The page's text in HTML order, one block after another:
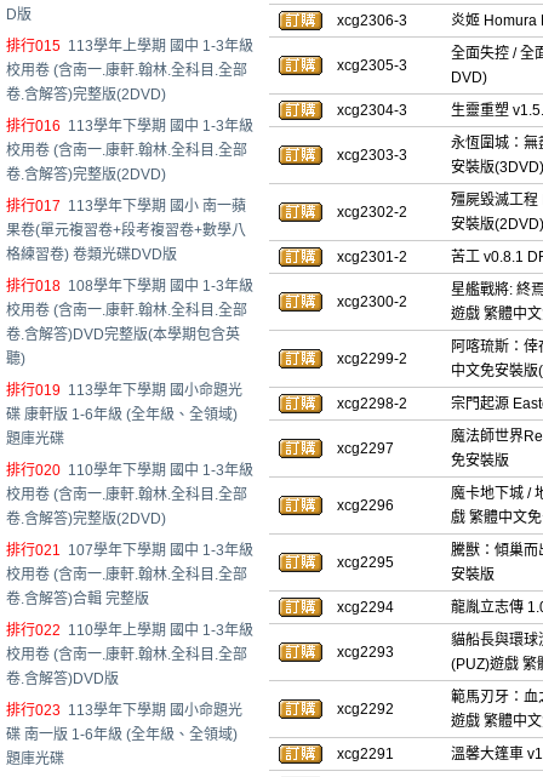
D版
排行015 113學年上學期 國中 1-3年級
校用卷 (含南一.康軒.翰林.全科目.全部
卷.含解答)完整版(2DVD)
排行016 113學年下學期 國中 1-3年級
校用卷 (含南一.康軒.翰林.全科目.全部
卷.含解答)完整版(2DVD)
排行017 113學年下學期 國小 南一蘋
果卷(單元複習卷+段考複習卷+數學八
格練習卷) 卷類光碟DVD版
排行018 108學年下學期 國中 1-3年級
校用卷 (含南一.康軒.翰林.全科目.全部
卷.含解答)DVD完整版(本學期包含英
聽)
排行019 113學年下學期 國小命題光
碟 康軒版 1-6年級 (全年級、全領域)
題庫光碟
排行020 110學年下學期 國中 1-3年級
校用卷 (含南一.康軒.翰林.全科目.全部
卷.含解答)完整版(2DVD)
排行021 107學年下學期 國中 1-3年級
校用卷 (含南一.康軒.翰林.全科目.全部
卷.含解答)合輯 完整版
排行022 110學年上學期 國中 1-3年級
校用卷 (含南一.康軒.翰林.全科目.全部
卷.含解答)DVD版
排行023 113學年下學期 國小命題光
碟 南一版 1-6年級 (全年級、全領域)
題庫光碟
xcg2306-3
炎姬 Homura
xcg2305-3
全面失控 / 全
DVD)
xcg2304-3
生靈重塑
xcg2303-3
永恆圍城：無
安裝版(3DVD)
xcg2302-2
殭屍毀滅工程
安裝版(2DVD)
xcg2301-2
苦工 v0.8.1
xcg2300-2
星艦戰將: 終
遊戲 繁體中
xcg2299-2
阿喀琉斯：
中文免安裝版
xcg2298-2
宗門起源
xcg2297
魔法師世界
免安裝版
xcg2296
魔卡地下城 /
戲 繁體中文
xcg2295
騰獸：傾巢而
安裝版
xcg2294
龍胤立志傳
xcg2293
貓船長與環
(PUZ)遊戲 繁
xcg2292
範馬刃牙：血
遊戲 繁體中
xcg2291
溫馨大篷車